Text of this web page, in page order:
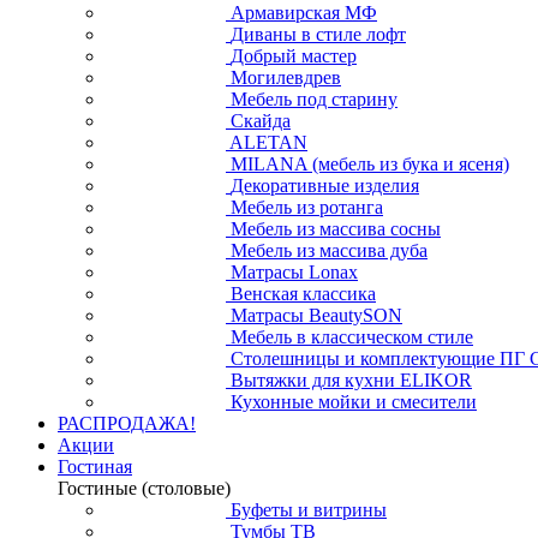
Армавирская МФ
Диваны в стиле лофт
Добрый мастер
Могилевдрев
Мебель под старину
Скайда
ALETAN
MILANA (мебель из бука и ясеня)
Декоративные изделия
Мебель из ротанга
Мебель из массива сосны
Мебель из массива дуба
Матрасы Lonax
Венская классика
Матрасы BeautySON
Мебель в классическом стиле
Столешницы и комплектующие ПГ
Вытяжки для кухни ELIKOR
Кухонные мойки и смесители
РАСПРОДАЖА!
Акции
Гостиная
Гостиные (столовые)
Буфеты и витрины
Тумбы ТВ